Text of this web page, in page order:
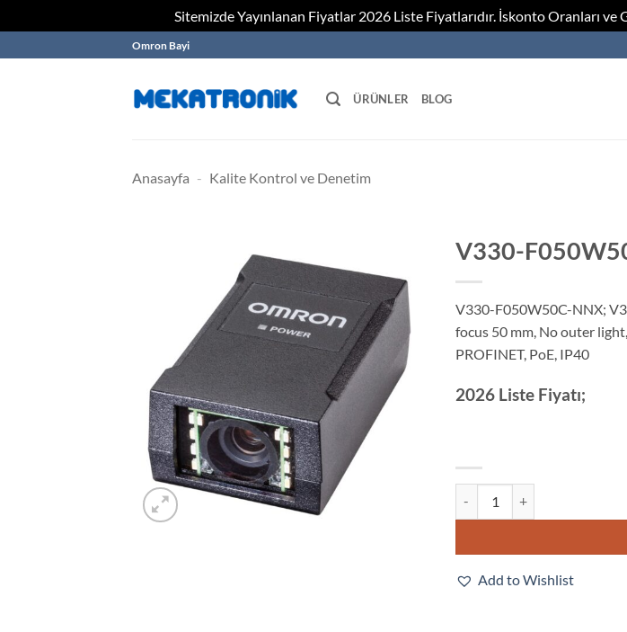
Sitemizde Yayınlanan Fiyatlar 2026 Liste Fiyatlarıdır. İskonto Oranları
to
Omron Bayi
ÜRÜNLER BLOG
Anasayfa - Kalite Kontrol ve Denetim
V330-
V330-F050W50C-NNX;
focus 50 mm, No outer
PROFINET, PoE, IP40
2026 Liste Fiyatı;
Add to Wishlist